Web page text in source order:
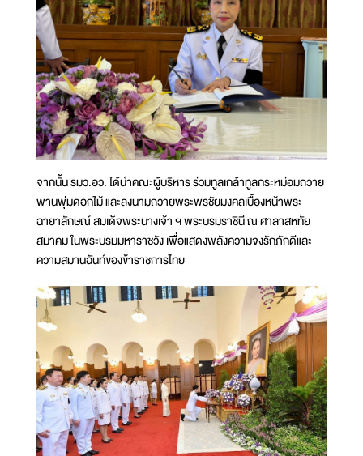
จากนั้น รมว.อว. ได้นำคณะผู้บริหาร ร่วมทูลเกล้าทูลกระหม่อมถวาย
พานพุ่มดอกไม้ และลงนามถวายพระพรชัยมงคลเบื้องหน้าพระ
ฉายาลักษณ์ สมเด็จพระนางเจ้า ฯ พระบรมราชินี ณ ศาลาสหทัย
สมาคม ในพระบรมมหาราชวัง เพื่อแสดงพลังความจงรักภักดีและ
ความสมานฉันท์ของข้าราชการไทย